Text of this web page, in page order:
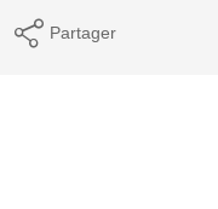
Partager